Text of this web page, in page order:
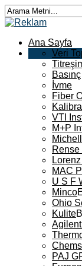
Ana Sayfa
Veri
Basınç
İvme
Fiber
VTI
M+P
Rense
MAC
U S F
Minco
Ohio
Kulite
PAJ